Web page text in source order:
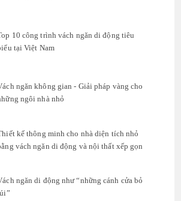
10 công trình vách ngăn di động tiêu
tại Việt Nam
ngăn không gian - Giải pháp vàng cho
ngôi nhà nhỏ
kế thông minh cho nhà diện tích nhỏ
vách ngăn di động và nội thất xếp gọn
ngăn di động như “những cánh cửa bỏ